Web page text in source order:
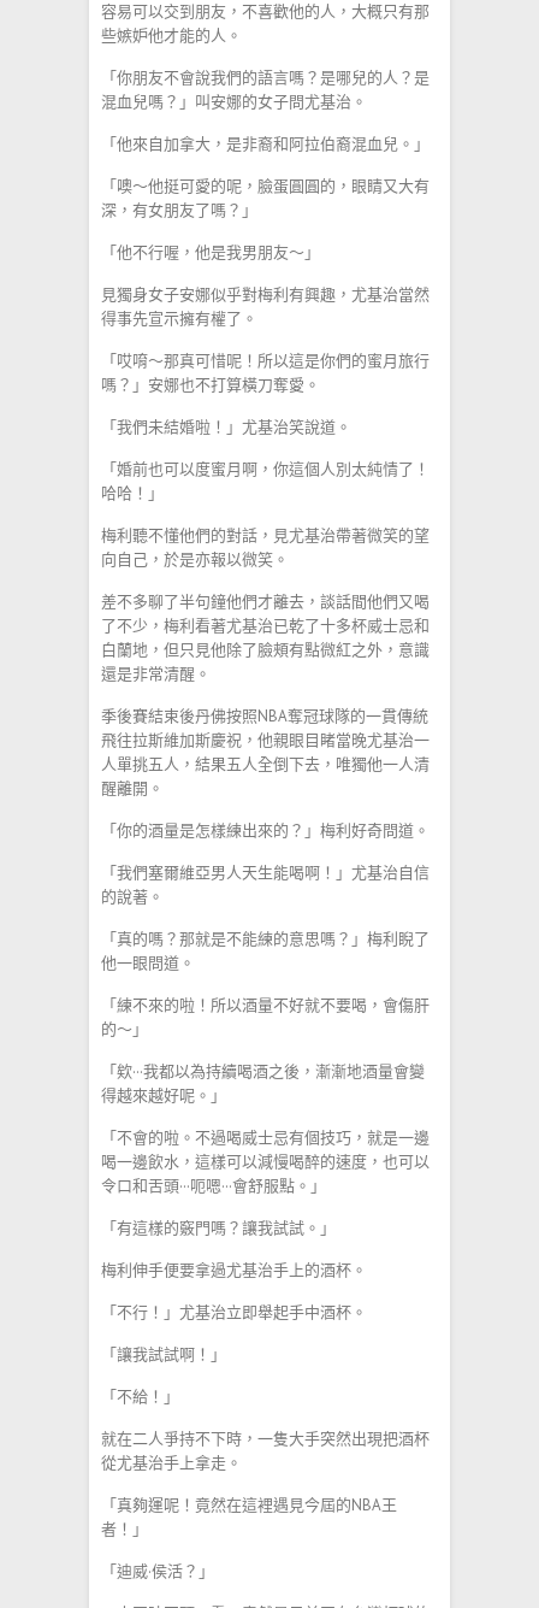
容易可以交到朋友，不喜歡他的人，大概只有那
些嫉妒他才能的人。
「你朋友不會說我們的語言嗎？是哪兒的人？是
混血兒嗎？」叫安娜的女子問尤基治。
「他來自加拿大，是非裔和阿拉伯裔混血兒。」
「噢～他挺可愛的呢，臉蛋圓圓的，眼睛又大有
深，有女朋友了嗎？」
「他不行喔，他是我男朋友～」
見獨身女子安娜似乎對梅利有興趣，尤基治當然
得事先宣示擁有權了。
「哎唷～那真可惜呢！所以這是你們的蜜月旅行
嗎？」安娜也不打算橫刀奪愛。
「我們未結婚啦！」尤基治笑說道。
「婚前也可以度蜜月啊，你這個人別太純情了！
哈哈！」
梅利聽不懂他們的對話，見尤基治帶著微笑的望
向自己，於是亦報以微笑。
差不多聊了半句鐘他們才離去，談話間他們又喝
了不少，梅利看著尤基治已乾了十多杯威士忌和
白蘭地，但只見他除了臉頰有點微紅之外，意識
還是非常清醒。
季後賽結束後丹佛按照NBA奪冠球隊的一貫傳統
飛往拉斯維加斯慶祝，他親眼目睹當晚尤基治一
人單挑五人，結果五人全倒下去，唯獨他一人清
醒離開。
「你的酒量是怎樣練出來的？」梅利好奇問道。
「我們塞爾維亞男人天生能喝啊！」尤基治自信
的說著。
「真的嗎？那就是不能練的意思嗎？」梅利睨了
他一眼問道。
「練不來的啦！所以酒量不好就不要喝，會傷肝
的～」
「欸···我都以為持續喝酒之後，漸漸地酒量會變
得越來越好呢。」
「不會的啦。不過喝威士忌有個技巧，就是一邊
喝一邊飲水，這樣可以減慢喝醉的速度，也可以
令口和舌頭···呃嗯···會舒服點。」
「有這樣的竅門嗎？讓我試試。」
梅利伸手便要拿過尤基治手上的酒杯。
「不行！」尤基治立即舉起手中酒杯。
「讓我試試啊！」
「不給！」
就在二人爭持不下時，一隻大手突然出現把酒杯
從尤基治手上拿走。
「真夠運呢！竟然在這裡遇見今屆的NBA王
者！」
「迪威·侯活？」